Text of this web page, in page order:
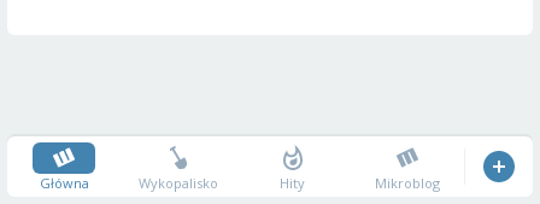
Główna Wykopalisko Hity Mikroblog